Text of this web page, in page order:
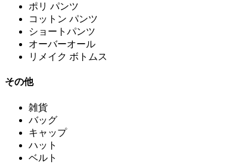
ポリ パンツ
コットン パンツ
ショートパンツ
オーバーオール
リメイク ボトムス
その他
雑貨
バッグ
キャップ
ハット
ベルト